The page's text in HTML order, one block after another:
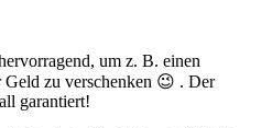
um z. B. einen
zu verschenken 😉 . Der
garantiert!